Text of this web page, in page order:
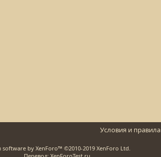
Условия и правила
software by XenForo™ ©2010-2019 XenForo Ltd.